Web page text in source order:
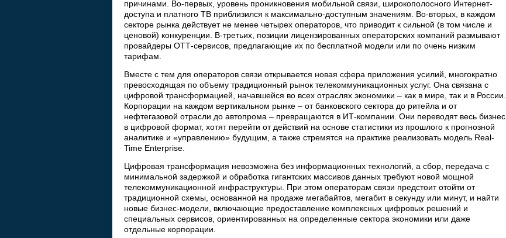
причинами. Во-первых, уровень проникновения мобильной связи, широкополосного Интернет-
доступа и платного ТВ приблизился к максимально-доступным значениям. Во-вторых, в каждом
секторе рынка действует не менее четырех операторов, что приводит к сильной (в том числе и
ценовой) конкуренции. В-третьих, позиции лицензированных операторских компаний размывают
провайдеры ОТТ-сервисов, предлагающие их по бесплатной модели или по очень низким
тарифам.
Вместе с тем для операторов связи открывается новая сфера приложения усилий, многократно
превосходящая по объему традиционный рынок телекоммуникационных услуг. Она связана с
цифровой трансформацией, начавшейся во всех отраслях экономики – как в мире, так и в России.
Корпорации на каждом вертикальном рынке – от банковского сектора до ритейла и от
нефтегазовой отрасли до автопрома – превращаются в ИТ-компании. Они переводят весь бизнес
в цифровой формат, хотят перейти от действий на основе статистики из прошлого к прогнозной
аналитике и «управлению» будущим, а также стремятся на практике реализовать модель Real-
Time Enterprise.
Цифровая трансформация невозможна без информационных технологий, а сбор, передача с
минимальной задержкой и обработка гигантских массивов данных требуют новой мощной
телекоммуникационной инфраструктуры. При этом операторам связи предстоит отойти от
традиционной схемы, основанной на продаже мегабайтов, мегабит в секунду или минут, и найти
новые бизнес-модели, включающие предоставление комплексных цифровых решений и
специальных сервисов, ориентированных на определенные сектора экономики или даже
отдельные корпорации.